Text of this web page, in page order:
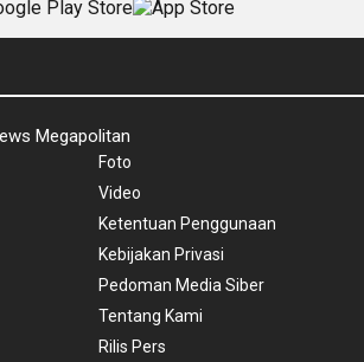
Megapolitan
Foto
Video
Ketentuan Penggunaan
Kebijakan Privasi
Pedoman Media Siber
Tentang Kami
Rilis Pers